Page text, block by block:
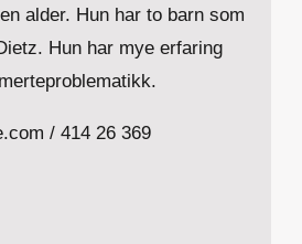
alder. Hun har to barn som
Hun har mye erfaring
/ 414 26 369